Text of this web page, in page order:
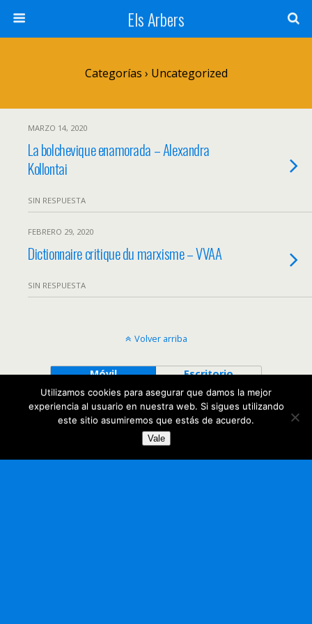
Els Arbers
Categorías › Uncategorized
MARZO 14, 2020
La bolchevique enamorada – Alexandra
Kollontai
SIN RESPUESTA
FEBRERO 29, 2020
Dictionnaire critique du marxisme – VVAA
SIN RESPUESTA
Volver arriba
Móvil Escritorio
Utilizamos cookies para asegurar que damos la mejor
experiencia al usuario en nuestra web. Si sigues utilizando
este sitio asumiremos que estás de acuerdo.
Vale